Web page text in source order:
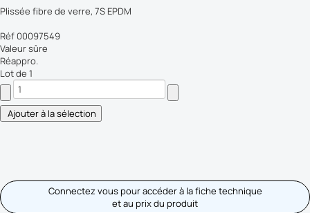
Plissée fibre de verre, 7S EPDM
Réf 00097549
Valeur sûre
Réappro.
Lot de 1
Connectez vous pour accéder à la fiche technique
et au prix du produit